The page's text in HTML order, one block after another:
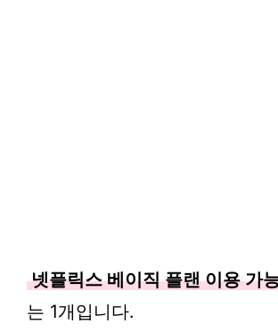
넷플릭스 베이직 플랜 이용 가
는 1개입니다.